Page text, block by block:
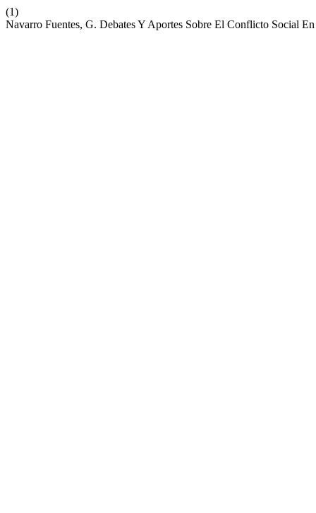
(1)
Navarro Fuentes, G. Debates Y Aportes Sobre El Conflicto Social